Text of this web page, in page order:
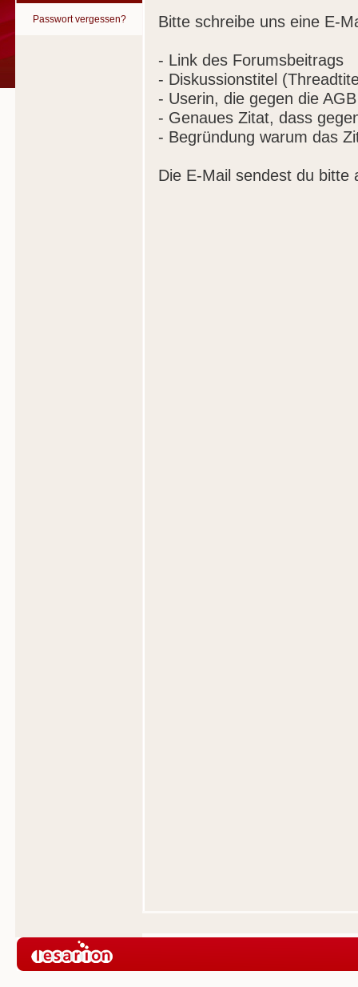
Passwort vergessen? Bitte schreibe uns eine E-
- Link des Forumsbeitrags
- Diskussionstitel
- Userin, die gegen die
- Genaues Zitat, dass
- Begründung warum das
Die E-Mail sendest du bitte